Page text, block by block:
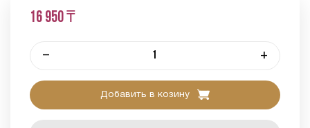
16 950 ₸
– +
Добавить в козину